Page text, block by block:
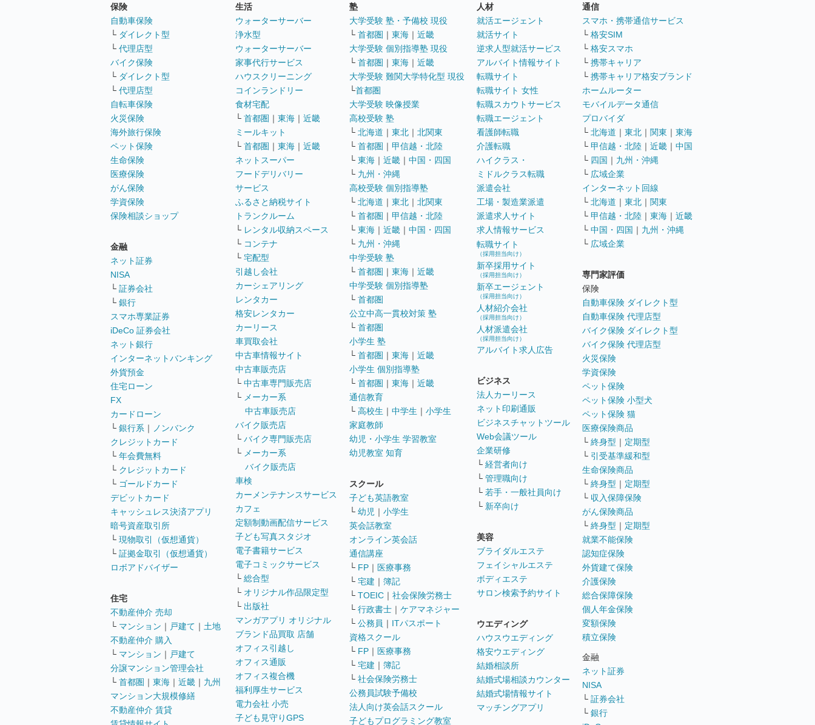
保険
自動車保険
└ ダイレクト型
└ 代理店型
バイク保険
└ ダイレクト型
└ 代理店型
自転車保険
火災保険
海外旅行保険
ペット保険
生命保険
医療保険
がん保険
学資保険
保険相談ショップ
金融
ネット証券
NISA
└ 証券会社
└ 銀行
スマホ専業証券
iDeCo 証券会社
ネット銀行
インターネットバンキング
外貨預金
住宅ローン
FX
カードローン
└ 銀行系 ｜
ノンバンク
クレジットカード
└ 年会費無料
└ クレジットカード
└ ゴールドカード
デビットカード
キャッシュレス決済アプリ
暗号資産取引所
└ 現物取引（仮想通貨）
└ 証拠金取引（仮想通貨）
ロボアドバイザー
住宅
不動産仲介 売却
└ マンション ｜ 戸建て ｜ 土地
不動産仲介 購入
└ マンション ｜ 戸建て
分譲マンション管理会社
└ 首都圏 ｜ 東海 ｜ 近畿 ｜ 九州
マンション大規模修繕
不動産仲介 賃貸
生活
ウォーターサーバー
浄水型
ウォーターサーバー
家事代行サービス
ハウスクリーニング
コインランドリー
食材宅配
└ 首都圏 ｜ 東海 ｜ 近畿
ミールキット
└ 首都圏 ｜ 東海 ｜ 近畿
ネットスーパー
フードデリバリー
サービス
ふるさと納税サイト
トランクルーム
└ レンタル収納スペース
└ コンテナ
└ 宅配型
引越し会社
カーシェアリング
レンタカー
格安レンタカー
カーリース
車買取会社
中古車情報サイト
中古車販売店
└ 中古車専門販売店
└ メーカー系
中古車販売店
バイク販売店
└ バイク専門販売店
└ メーカー系
バイク販売店
車検
カーメンテナンスサービス
カフェ
定額制動画配信サービス
子ども写真スタジオ
電子書籍サービス
電子コミックサービス
└ 総合型
└ オリジナル作品限定型
└ 出版社
マンガアプリ オリジナル
ブランド品買取 店舗
オフィス引越し
オフィス通販
オフィス複合機
福利厚生サービス
電力会社 小売
子ども見守りGPS
塾
大学受験 塾・予備校 現役
└ 首都圏 ｜ 東海 ｜ 近畿
大学受験 個別指導塾 現役
└ 首都圏 ｜ 東海 ｜ 近畿
大学受験 難関大学特化型 現役
└首都圏
大学受験 映像授業
高校受験 塾
└ 北海道 ｜ 東北 ｜ 北関東
└ 首都圏 ｜ 甲信越・北陸
└ 東海 ｜ 近畿 ｜ 中国・四国
└ 九州・沖縄
高校受験 個別指導塾
└ 北海道 ｜ 東北 ｜ 北関東
└ 首都圏 ｜ 甲信越・北陸
└ 東海 ｜ 近畿 ｜ 中国・四国
└ 九州・沖縄
中学受験 塾
└ 首都圏 ｜ 東海 ｜ 近畿
中学受験 個別指導塾
└ 首都圏
公立中高一貫校対策 塾
└ 首都圏
小学生 塾
└ 首都圏 ｜ 東海 ｜ 近畿
小学生 個別指導塾
└ 首都圏 ｜ 東海 ｜ 近畿
通信教育
└ 高校生 ｜ 中学生 ｜ 小学生
家庭教師
幼児・小学生 学習教室
幼児教室 知育
スクール
子ども英語教室
└ 幼児 ｜ 小学生
英会話教室
オンライン英会話
通信講座
└ FP ｜ 医療事務
└ 宅建 ｜ 簿記
└ TOEIC ｜ 社会保険労務士
└ 行政書士 ｜ ケアマネジャー
└ 公務員 ｜ ITパスポート
資格スクール
└ FP ｜ 医療事務
└ 宅建 ｜ 簿記
└ 社会保険労務士
公務員試験予備校
法人向け英会話スクール
子どもプログラミング教室
人材
就活エージェント
就活サイト
逆求人型就活サービス
アルバイト情報サイト
転職サイト
転職サイト 女性
転職スカウトサービス
転職エージェント
看護師転職
介護転職
ハイクラス・
ミドルクラス転職
派遣会社
工場・製造業派遣
派遣求人サイト
求人情報サービス
転職サイト
（採用担当向け）
新卒採用サイト
（採用担当向け）
新卒エージェント
（採用担当向け）
人材紹介会社
（採用担当向け）
人材派遣会社
（採用担当向け）
アルバイト求人広告
ビジネス
法人カーリース
ネット印刷通販
ビジネスチャットツール
Web会議ツール
企業研修
└ 経営者向け
└ 管理職向け
└ 若手・一般社員向け
└ 新卒向け
美容
ブライダルエステ
フェイシャルエステ
ボディエステ
サロン検索予約サイト
ウエディング
ハウスウエディング
格安ウエディング
結婚相談所
結婚式場相談カウンター
結婚式場情報サイト
マッチングアプリ
通信
スマホ・携帯通信サービス
└ 格安SIM
└ 格安スマホ
└ 携帯キャリア
└ 携帯キャリア格安ブランド
ホームルーター
モバイルデータ通信
プロバイダ
└ 北海道 ｜ 東北 ｜ 関東 ｜ 東海
└ 甲信越・北陸 ｜ 近畿 ｜ 中国
└ 四国 ｜ 九州・沖縄
└ 広域企業
インターネット回線
└ 北海道 ｜ 東北 ｜ 関東
└ 甲信越・北陸 ｜ 東海 ｜ 近畿
└ 中国・四国 ｜ 九州・沖縄
└ 広域企業
専門家評価
保険
自動車保険 ダイレクト型
自動車保険 代理店型
バイク保険 ダイレクト型
バイク保険 代理店型
火災保険
学資保険
ペット保険
ペット保険 小型犬
ペット保険 猫
医療保険商品
└ 終身型 ｜ 定期型
└ 引受基準緩和型
生命保険商品
└ 終身型 ｜ 定期型
└ 収入保障保険
がん保険商品
└ 終身型 ｜ 定期型
就業不能保険
認知症保険
外貨建て保険
介護保険
総合保障保険
個人年金保険
変額保険
積立保険
金融
ネット証券
NISA
└ 証券会社
└ 銀行